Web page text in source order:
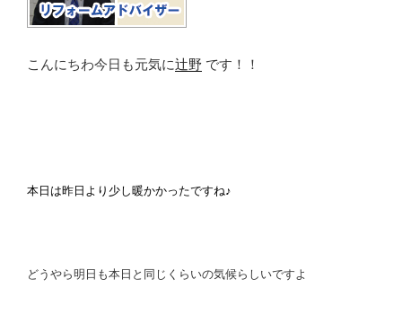
こんにちわ今日も元気に辻野 です！！
本日は昨日より少し暖かかったですね♪
どうやら明日も本日と同じくらいの気候らしいですよ